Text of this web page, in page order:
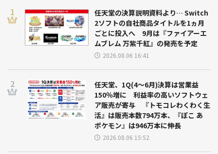
任天堂の決算説明資料より… Switch
2ソフトの自社商品タイトルを1ヵ月
ごとに投入へ 9月は『ファイアーエ
ムブレム 万紫千紅』の発売を予定
2026.08.06 16:41
任天堂、1Q(4～6月)決算は営業益
150％増に 利益率の高いソフトウェ
ア販売が寄与 『トモコレわくわく生
活』は販売本数794万本、『ぽこ あ
ポケモン』は946万本に伸長
2026.08.06 15:52